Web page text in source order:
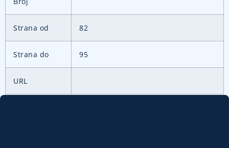
Strana od 82
Strana do 95
URL